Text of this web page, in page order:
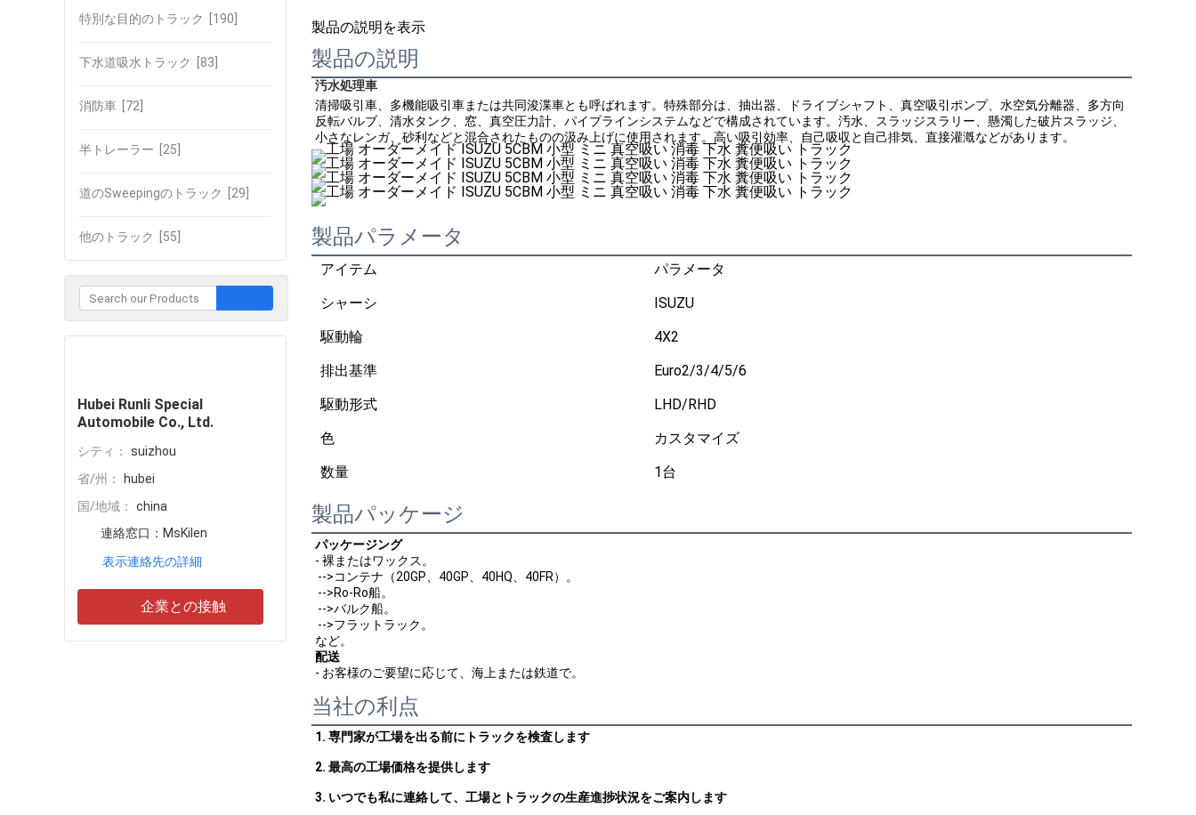
特別な目的のトラック [190]
下水道吸水トラック [83]
消防車 [72]
半トレーラー [25]
道のSweepingのトラック [29]
他のトラック [55]
Hubei Runli Special
Automobile Co., Ltd.
シティ：
suizhou
省/州：
hubei
国/地域：
china
連絡窓口： MsKilen
表示連絡先の詳細
企業との接触
製品の説明を表示
製品の説明
汚水処理車
清掃吸引車、多機能吸引車または共同浚渫車とも呼ばれます。特殊部分は、抽出器、ドライブシャフト、真空吸引ポンプ、水空気分離器、多方向
反転バルブ、清水タンク、窓、真空圧力計、パイプラインシステムなどで構成されています。汚水、スラッジスラリー、懸濁した破片スラッジ、
小さなレンガ、砂利などと混合されたものの汲み上げに使用されます。高い吸引効率、自己吸収と自己排気、直接灌漑などがあります。
製品パラメータ
アイテム
パラメータ
シャーシ
ISUZU
駆動輪
4X2
排出基準
Euro2/3/4/5/6
駆動形式
LHD/RHD
色
カスタマイズ
数量
1台
製品パッケージ
パッケージング
- 裸またはワックス。
-->コンテナ（20GP、40GP、40HQ、40FR）。
-->Ro-Ro船。
-->バルク船。
-->フラットラック。
など。
配送
- お客様のご要望に応じて、海上または鉄道で。
当社の利点
1. 専門家が工場を出る前にトラックを検査します
2. 最高の工場価格を提供します
3. いつでも私に連絡して、工場とトラックの生産進捗状況をご案内します